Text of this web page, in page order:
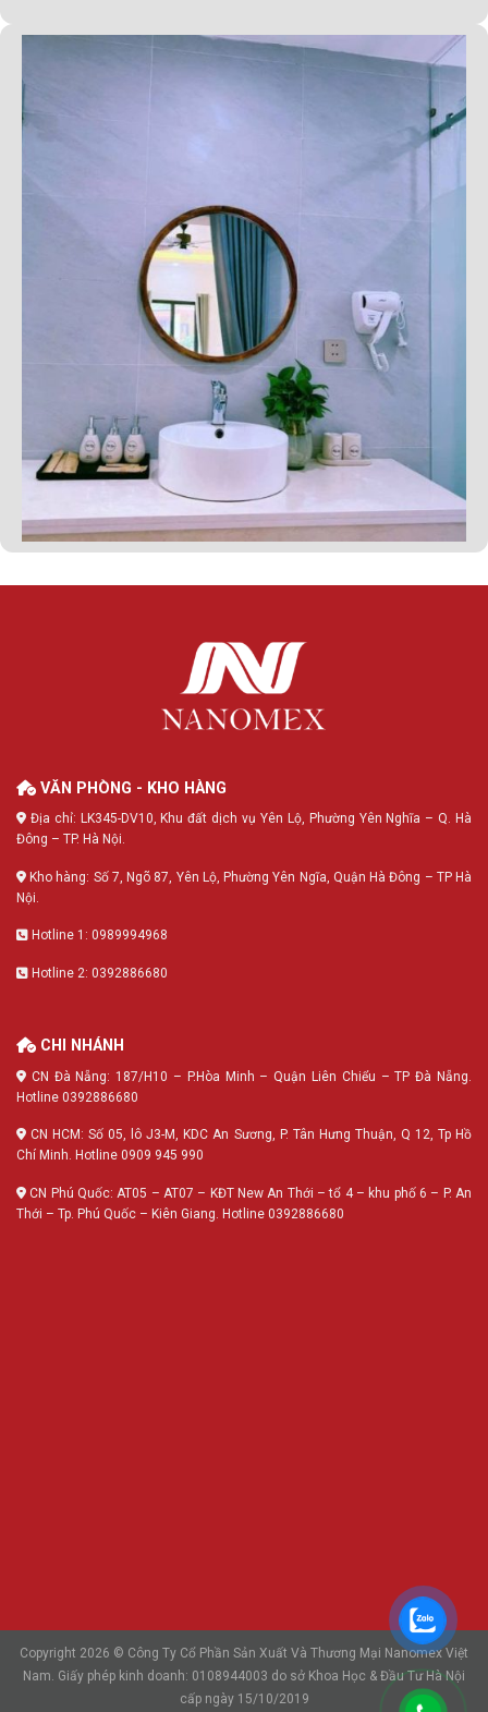
VĂN PHÒNG - KHO HÀNG
Địa chỉ: LK345-DV10, Khu đất dịch vụ Yên Lộ, Phường Yên Nghĩa – Q. Hà
Đông – TP. Hà Nội.
Kho hàng: Số 7, Ngõ 87, Yên Lộ, Phường Yên Ngĩa, Quận Hà Đông – TP Hà
Nội.
Hotline 1: 0989994968
Hotline 2: 0392886680
CHI NHÁNH
CN Đà Nẵng: 187/H10 – P.Hòa Minh – Quận Liên Chiểu – TP Đà Nẵng.
Hotline 0392886680
CN HCM: Số 05, lô J3-M, KDC An Sương, P. Tân Hưng Thuận, Q 12, Tp Hồ
Chí Minh. Hotline 0909 945 990
CN Phú Quốc: AT05 – AT07 – KĐT New An Thới – tổ 4 – khu phố 6 – P. An
Thới – Tp. Phú Quốc – Kiên Giang. Hotline 0392886680
Copyright 2026 © Công Ty Cổ Phần Sản Xuất Và Thương Mại Nanomex Việt
Nam. Giấy phép kinh doanh: 0108944003 do sở Khoa Học & Đầu Tư Hà Nội
cấp ngày 15/10/2019